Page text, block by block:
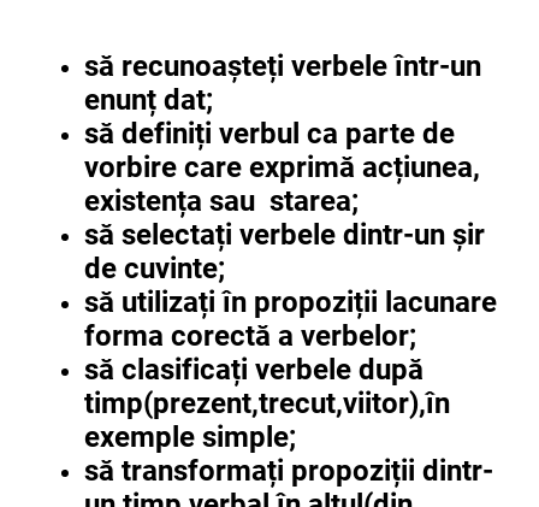
să recunoașteți verbele într-un
enunț dat;
să definiți verbul ca parte de
vorbire care exprimă acțiunea,
existența sau starea;
să selectați verbele dintr-un șir
de cuvinte;
să utilizați în propoziții lacunare
forma corectă a verbelor;
să clasificați verbele după
timp(prezent,trecut,viitor),în
exemple simple;
să transformați propoziții dintr-